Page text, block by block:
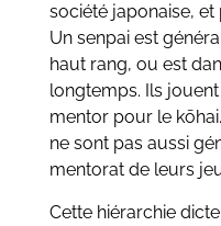
société japonaise,
Un senpai est
haut rang, ou est
longtemps. Ils
mentor pour le
ne sont pas aussi
mentorat de leurs
Cette hiérarchie